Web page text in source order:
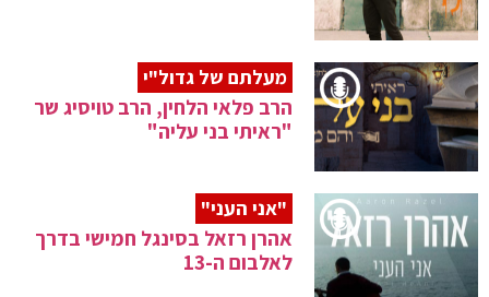
מעלתם של גדול"י
הרב פלאי הלחין, הרב טויסיג שר
"ראיתי בני עליה"
"אני העני"
אהרן רזאל בסינגל חמישי בדרך
לאלבום ה-13